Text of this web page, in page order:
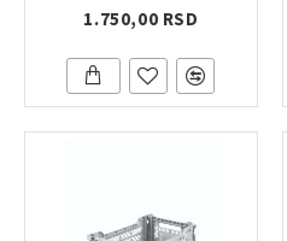
1.750,00 RSD